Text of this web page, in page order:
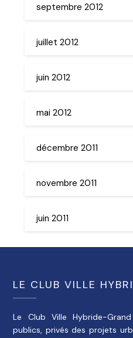
septembre 2012
juillet 2012
juin 2012
mai 2012
décembre 2011
novembre 2011
juin 2011
LE CLUB VILLE
Le Club Ville Hybride-
publics, privés des projets